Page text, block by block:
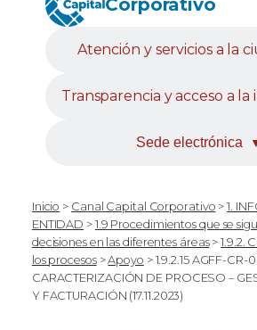
Atención y servicios a la
Transparencia y acceso a
Sede electrónica
Inicio > Canal Capital Corporativo >1.
ENTIDAD > 1.9 Procedimientos que se
decisiones en las diferentes áreas>1.9.2.
los procesos>Apoyo > 1.9.2.15 AGFF-CR-
CARACTERIZACIÓN DE PROCESO –
Y FACTURACIÓN (17.11.2023)